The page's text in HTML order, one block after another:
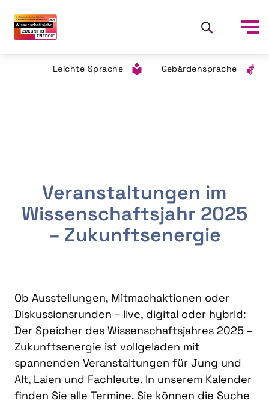
Leichte Sprache Gebärdensprache
Veranstaltungen im
Wissenschaftsjahr 2025
– Zukunftsenergie
Ob Ausstellungen, Mitmachaktionen oder
Diskussionsrunden – live, digital oder hybrid:
Der Speicher des Wissenschaftsjahres 2025 –
Zukunftsenergie ist vollgeladen mit
spannenden Veranstaltungen für Jung und
Alt, Laien und Fachleute. In unserem Kalender
finden Sie alle Termine. Sie können die Suche